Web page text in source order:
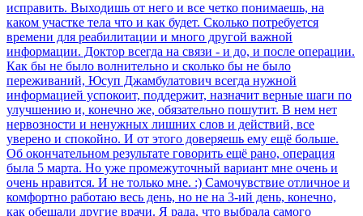
исправить. Выходишь от него и все четко понимаешь, на
каком участке тела что и как будет. Сколько потребуется
времени для реабилитации и много другой важной
информации. Доктор всегда на связи - и до, и после операции.
Как бы не было волнительно и сколько бы не было
переживаний, Юсуп Джамбулатович всегда нужной
информацией успокоит, поддержит, назначит верные шаги по
улучшению и, конечно же, обязательно пошутит. В нем нет
нервозности и ненужных лишних слов и действий, все
уверено и спокойно. И от этого доверяешь ему ещё больше.
Об окончательном результате говорить ещё рано, операция
была 5 марта. Но уже промежуточный вариант мне очень и
очень нравится. И не только мне. :) Самочувствие отличное и
комфортно работаю весь день, но не на 3-ий день, конечно,
как обещали другие врачи. Я рада, что выбрала самого